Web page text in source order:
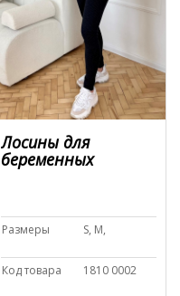
Лосины для
беременных
Размеры S, M,
Код товара 1810 0002